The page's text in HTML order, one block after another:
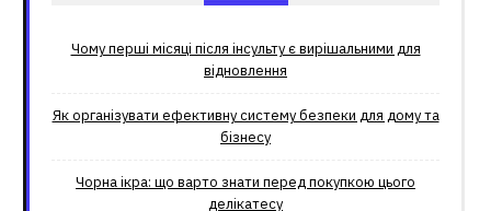
Чому перші місяці після інсульту є вирішальними для
відновлення
Як організувати ефективну систему безпеки для дому та
бізнесу
Чорна ікра: що варто знати перед покупкою цього
делікатесу